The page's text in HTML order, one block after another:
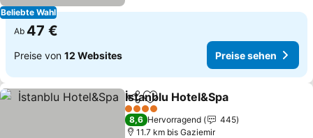
Beliebte Wahl
Ab 47 €
Preise von 12 Websites Preise sehen
TeilenZu Favoriten hinzufügen
İstanblu Hotel&Spa
4 Sterne
8,6 Hervorragend
445
11.7 km bis Gaziemir